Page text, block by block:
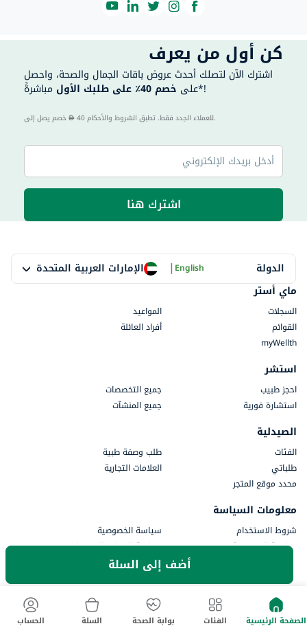
أضف إلى السلة
كن أول من يعرف
اشترك الآن لتصلك أحدث عروض باقات الجمال والصحة، واحصل
على خصم 40٪ على طلبك الأول مباشرةً*!
40 للعملاء الجدد فقط. تطبق الشروط والأحكام.
اشترك هنا
الدولة الإمارات العربية المتحدة |English
ماي أستر
السجلات
المواعيد
القوائم
أفراد العائلة
myWellth
استشر
احجز طبيب
جميع التخصصات
استشارة فورية
جميع المنشآت
الصيدلية
الفئات
طلب وصفة طبية
طلباتي
العلامات التجارية
محدد موقع المتجر
معلومات السياسة
شروط الاستخدام
سياسة الخصوصية
موافقة الخصوصية
سياسة الإرجاع والاسترداد
الصفحة الرئيسية الفئات بوابة الصحة السلة الحساب